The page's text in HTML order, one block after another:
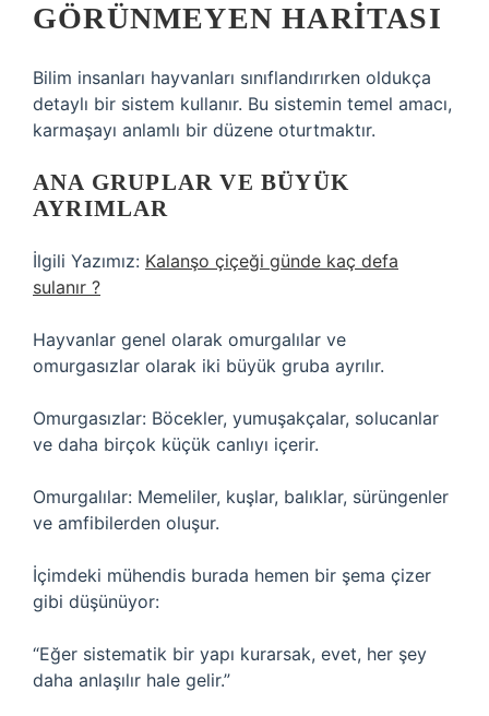
GÖRÜNMEYEN HARITASI
Bilim insanları hayvanları sınıflandırırken oldukça
detaylı bir sistem kullanır. Bu sistemin temel amacı,
karmaşayı anlamlı bir düzene oturtmaktır.
ANA GRUPLAR VE BÜYÜK
AYRIMLAR
İlgili Yazımız: Kalanşo çiçeği günde kaç defa
sulanır ?
Hayvanlar genel olarak omurgalılar ve
omurgasızlar olarak iki büyük gruba ayrılır.
Omurgasızlar: Böcekler, yumuşakçalar, solucanlar
ve daha birçok küçük canlıyı içerir.
Omurgalılar: Memeliler, kuşlar, balıklar, sürüngenler
ve amfibilerden oluşur.
İçimdeki mühendis burada hemen bir şema çizer
gibi düşünüyor:
“Eğer sistematik bir yapı kurarsak, evet, her şey
daha anlaşılır hale gelir.”